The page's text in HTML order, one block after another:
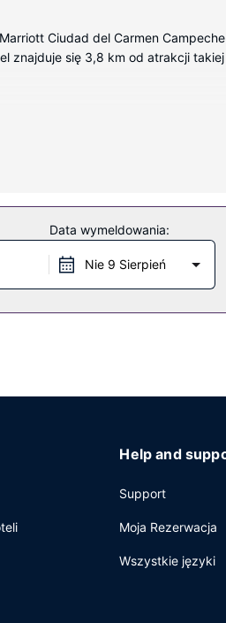
Ciudad del Carmen
znajduje się 3,8 km od atrakcji
wyposażenie to lodówka i
centrum fitness. Ten hotel w
bankietowa.
a także kawiarnia. Ożywcze
6:30 do 10, a w weekendy od 7 do
Data wymeldowania:
Nie 9 Sierpień
Help and
Support
Moja Rezerwacja
Wszystkie języki